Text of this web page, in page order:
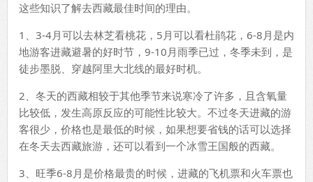
这些知识了解去西藏最佳时间的理由。
1、3-4月可以去林芝看桃花，5月可以看杜鹃花，6-8月是内
地游客进藏避暑的好时节，9-10月雨季已过，冬季未到，是
徒步墨脱、穿越阿里大北线的最好时机。
2、冬天的西藏相较于其他季节来说寒冷了许多，且含氧量
比较低，发生高原反应的可能性比较大。不过冬天进藏的游
客很少，价格也是最低的时候，如果想要省钱的话可以选择
在冬天去西藏旅游，还可以看到一个冰雪王国般的西藏。
3、旺季6-8月是价格最贵的时候，进藏的飞机票和火车票也